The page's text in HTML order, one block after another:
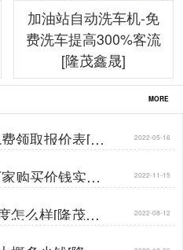
加油站自动洗车机-免
费洗车提高300%客流
[隆茂鑫晟]
MORE
领取报价表[隆 2022-05-16
购买价钱实惠 2022-11-15
怎么样[隆茂鑫 2022-08-12